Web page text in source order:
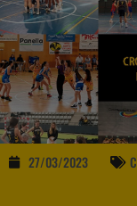
27/03/2023